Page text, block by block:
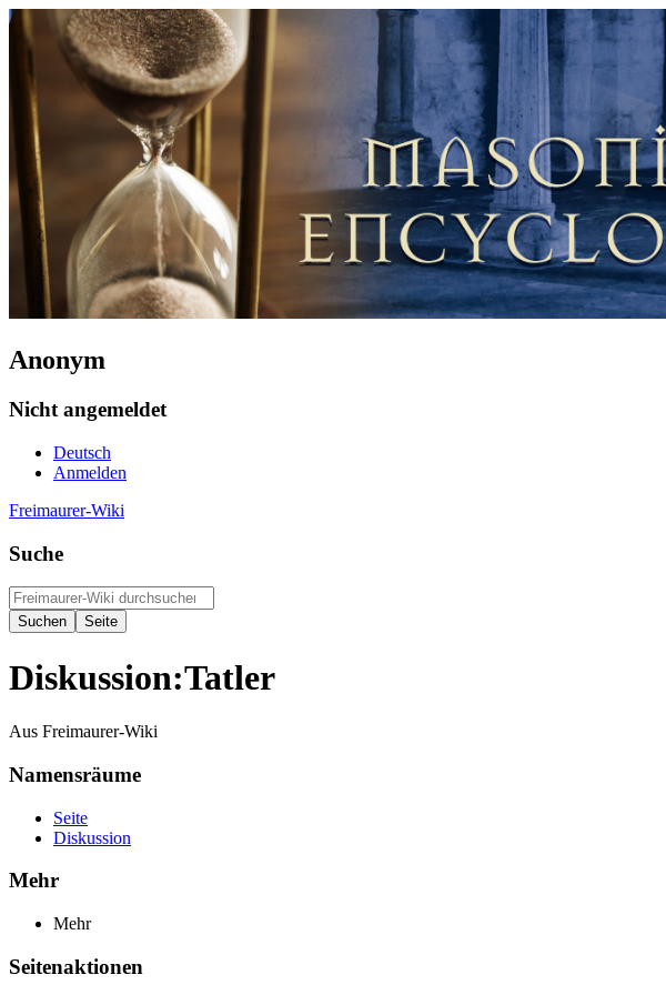
Anonym
Nicht angemeldet
Deutsch
Anmelden
Freimaurer-Wiki
Suche
Diskussion:Tatler
Aus Freimaurer-Wiki
Namensräume
Seite
Diskussion
Mehr
Mehr
Seitenaktionen